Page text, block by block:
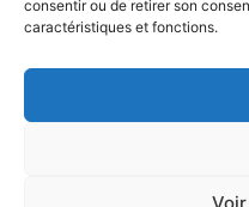
consentir ou de retirer son
caractéristiques et fonctions.